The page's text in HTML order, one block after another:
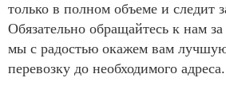
только в полном объеме и следит
Обязательно обращайтесь к нам за
мы с радостью окажем вам
перевозку до необходимого адреса.